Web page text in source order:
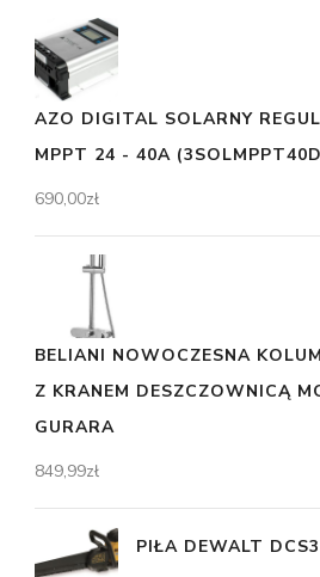
AZO DIGITAL SOLARNY
MPPT 24 - 40A
690,00zł
BELIANI NOWOCZESNA
Z KRANEM DESZCZOWNICĄ
GURARA
849,99zł
PIŁA DEWALT